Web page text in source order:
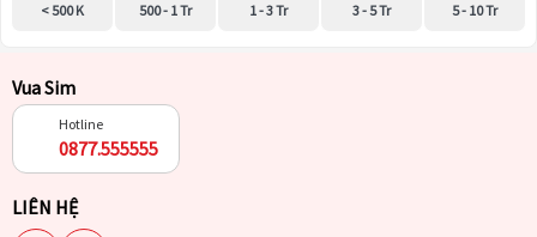
< 500 K 500 - 1 Tr 1 - 3 Tr 3 - 5 Tr 5 - 10 Tr
Vua Sim
Hotline
0877.555555
LIÊN HỆ